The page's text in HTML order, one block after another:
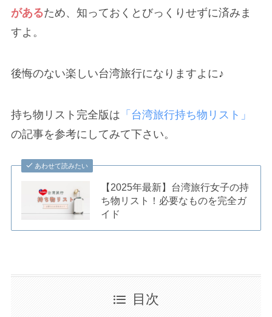
があるため、知っておくとびっくりせずに済みま
すよ。
後悔のない楽しい台湾旅行になりますよに♪
持ち物リスト完全版は 「台湾旅行持ち物リスト」
の記事を参考にしてみて下さい。
あわせて読みたい
【2025年最新】台湾旅行女子の持
ち物リスト！必要なものを完全ガ
イド
目次